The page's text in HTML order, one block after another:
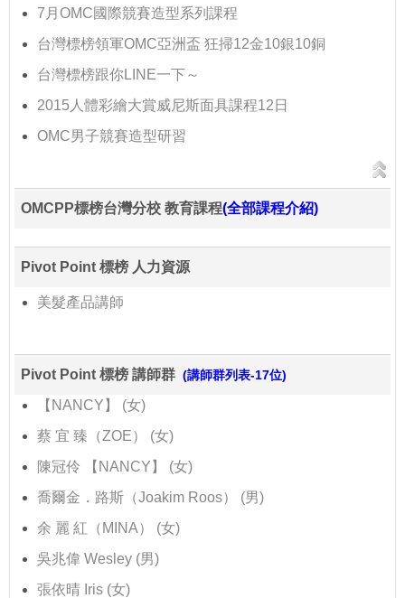
7月OMC國際競賽造型系列課程
台灣標榜領軍OMC亞洲盃 狂掃12金10銀10銅
台灣標榜跟你LINE一下～
2015人體彩繪大賞威尼斯面具課程12日
OMC男子競賽造型研習
OMCPP標榜台灣分校 教育課程(全部課程介紹)
Pivot Point 標榜 人力資源
美髮產品講師
Pivot Point 標榜 講師群 (講師群列表-17位)
【NANCY】 (女)
蔡 宜 臻（ZOE） (女)
陳冠伶 【NANCY】 (女)
喬爾金．路斯（Joakim Roos） (男)
余 麗 紅（MINA） (女)
吳兆偉 Wesley (男)
張依晴 Iris (女)